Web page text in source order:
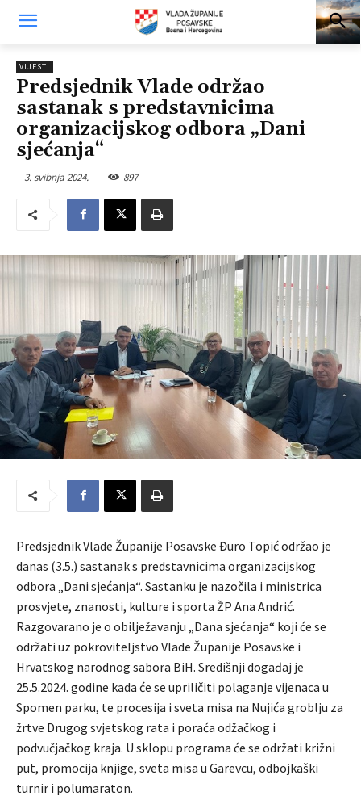
VIJESTI
Predsjednik Vlade održao
sastanak s predstavnicima
organizacijskog odbora „Dani
sjećanja“
3. svibnja 2024. 897
Predsjednik Vlade Županije Posavske Đuro Topić održao je
danas (3.5.) sastanak s predstavnicima organizacijskog
odbora „Dani sjećanja“. Sastanku je nazočila i ministrica
prosvjete, znanosti, kulture i sporta ŽP Ana Andrić.
Razgovarano je o obilježavanju „Dana sjećanja“ koji će se
održati uz pokroviteljstvo Vlade Županije Posavske i
Hrvatskog narodnog sabora BiH. Središnji događaj je
25.5.2024. godine kada će se upriličiti polaganje vijenaca u
Spomen parku, te procesija i sveta misa na Nujića groblju za
žrtve Drugog svjetskog rata i poraća odžačkog i
podvučjačkog kraja. U sklopu programa će se održati križni
put, promocija knjige, sveta misa u Garevcu, odbojkaški
turnir i polumaraton.